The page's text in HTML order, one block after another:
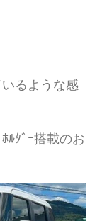
るような感
ﾙﾀﾞｰ搭載のお